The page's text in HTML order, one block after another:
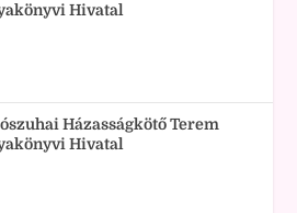
Hivatal
Házasságkötő Terem
Hivatal